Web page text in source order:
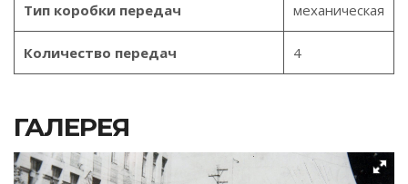
Тип коробки передач механическая
Количество передач 4
ГАЛЕРЕЯ